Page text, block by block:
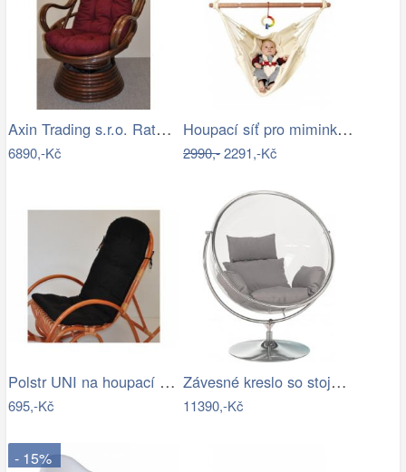
Axin Trading s.r.o. Ratanové houpací…
6890,-Kč
Houpací síť pro miminka La Siesta…
2990,-2291,-Kč
Polstr UNI na houpací křeslo - látka…
695,-Kč
Závesné kreslo so stojanom,…
11390,-Kč
- 15%